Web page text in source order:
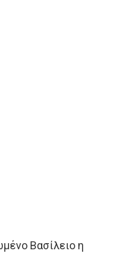
Βασίλειο η